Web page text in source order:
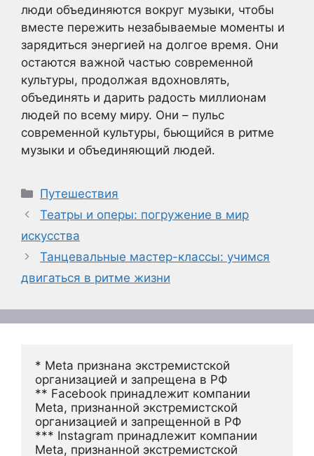
люди объединяются вокруг музыки, чтобы
вместе пережить незабываемые моменты и
зарядиться энергией на долгое время. Они
остаются важной частью современной
культуры, продолжая вдохновлять,
объединять и дарить радость миллионам
людей по всему миру. Они – пульс
современной культуры, бьющийся в ритме
музыки и объединяющий людей.
Рубрики
Путешествия
Театры и оперы: погружение в мир
искусства
Танцевальные мастер-классы: учимся
двигаться в ритме жизни
* Meta признана экстремистской
организацией и запрещена в РФ
** Facebook принадлежит компании
Meta, признанной экстремистской
организацией и запрещенной в РФ
*** Instagram принадлежит компании
Meta, признанной экстремистской